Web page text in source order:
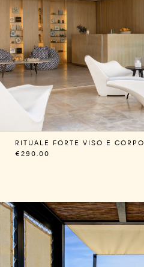
RITUALE FORTE VISO E CORPO
€290.00